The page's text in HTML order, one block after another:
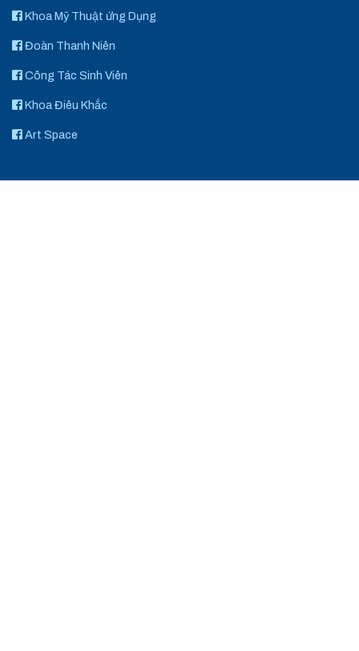
Khoa Mỹ Thuật ứng Dụng
Đoàn Thanh Niên
Công Tác Sinh Viên
Khoa Điêu Khắc
Art Space